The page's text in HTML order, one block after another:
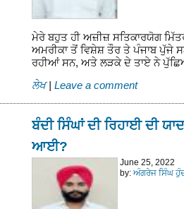
ਮੇਰੇ ਬਹੁਤ ਹੀ ਅਜ਼ੀਜ਼ ਸਤਿਕਾਰਯੋਗ
ਅਮਰੀਕਾ ਤੋਂ ਵਿਸ਼ੇਸ਼ ਤੌਰ ਤੇ ਪੰਜਾਬ
ਰਹੀਆਂ ਸਨ, ਅਤੇ ਲੜਕੇ ਦੇ ਤਾਏ ਨੇ
ਲੇਖ | Leave a comment
ਬੰਦੀ ਸਿੰਘਾਂ ਦੀ ਰਿਹਾਈ ਦੀ
ਆਈ?
June 25, 2022
by: ਅੰਗਰੇਜ ਸਿੰਘ